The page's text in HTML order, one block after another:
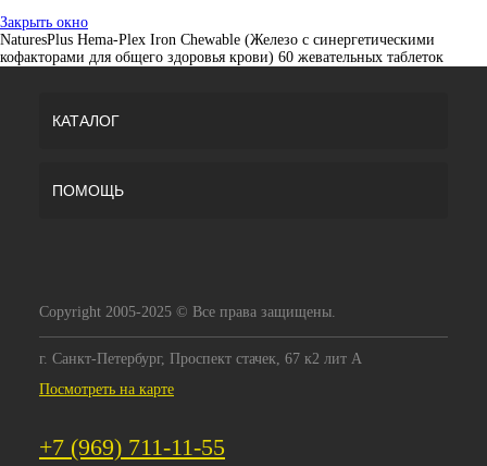
Закрыть окно
NaturesPlus Hema-Plex Iron Chewable (Железо с синергетическими
кофакторами для общего здоровья крови) 60 жевательных таблеток
КАТАЛОГ
ПОМОЩЬ
Copyright 2005-2025 © Все права защищены.
г. Санкт-Петербург, Проспект стачек, 67 к2 лит А
Посмотреть на карте
+7 (969) 711-11-55